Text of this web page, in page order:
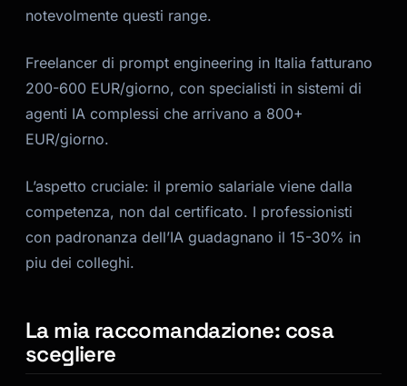
notevolmente questi range.
Freelancer di prompt engineering in Italia fatturano
200-600 EUR/giorno, con specialisti in sistemi di
agenti IA complessi che arrivano a 800+
EUR/giorno.
L’aspetto cruciale: il premio salariale viene dalla
competenza, non dal certificato. I professionisti
con padronanza dell’IA guadagnano il 15-30% in
piu dei colleghi.
La mia raccomandazione: cosa
scegliere